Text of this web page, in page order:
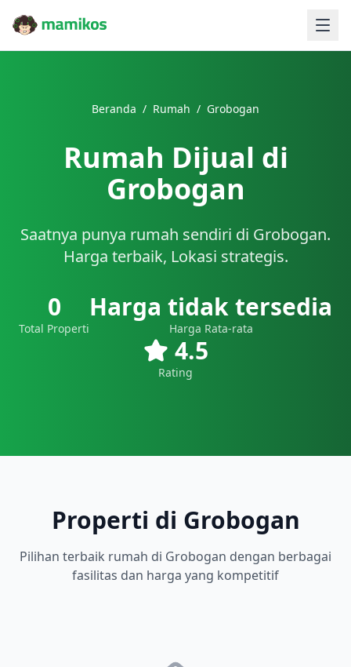
Beranda / Rumah / Grobogan
Rumah Dijual di
Grobogan
Saatnya punya rumah sendiri di Grobogan.
Harga terbaik, Lokasi strategis.
0
Total Properti
Harga tidak tersedia
Harga Rata-rata
4.5
Rating
Properti di Grobogan
Pilihan terbaik rumah di Grobogan dengan berbagai
fasilitas dan harga yang kompetitif